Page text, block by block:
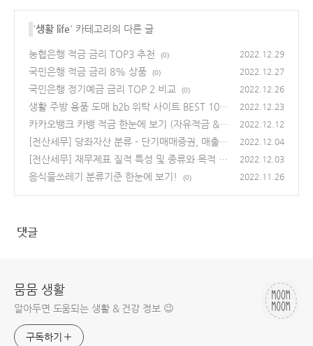
'생활 life' 카테고리의 다른 글
농협은행 적금 금리 TOP3 추천 (0) 2022.12.29
국민은행 적금 금리 8% 상품 (0) 2022.12.27
국민은행 정기예금 금리 TOP 2 비교 (0) 2022.12.26
생활 주방 용품 도매 b2b 위탁 사이트 BEST 10
(0)
2022.12.23
카카오뱅크 카뱅 적금 한눈에 보기 (자유적금 & 2
6주적금)
(0)
2022.12.12
[전산세무] 당좌자산 분류 - 단기매매증권, 매출채
권 등
(0)
2022.12.04
[전산세무] 재무제표 질적 특성 및 종류와 목적
(0)
2022.12.03
음식물쓰레기 분류기준 한눈에 보기! (0) 2022.11.26
댓글
뭄뭄 생활
알아두면 도움되는 생활 & 건강 정보 😉
구독하기